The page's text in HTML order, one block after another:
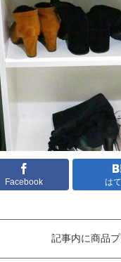
Facebook は
記事内に商品